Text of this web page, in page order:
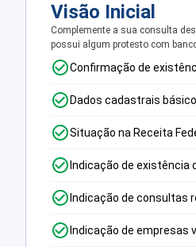
Visão Inicial
Complemente a sua consulta
possui algum protesto com
Confirmação de
Dados cadastrais
Situação na Receita
Indicação de existência
Indicação de consultas
Indicação de empresas